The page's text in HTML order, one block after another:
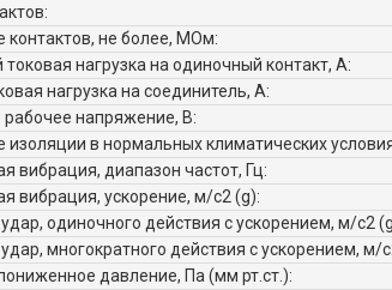
контактов, не более, МОм:
нагрузка на одиночный контакт, А:
нагрузка на соединитель, А:
напряжение, В:
изоляции в нормальных климатических
вибрация, диапазон частот, Гц:
вибрация, ускорение, м/с2 (g):
одиночного действия с ускорением, м/с2
многократного действия с ускорением, м/
давление, Па (мм рт.ст.):